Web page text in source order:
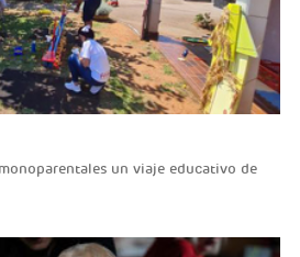
un viaje educativo de